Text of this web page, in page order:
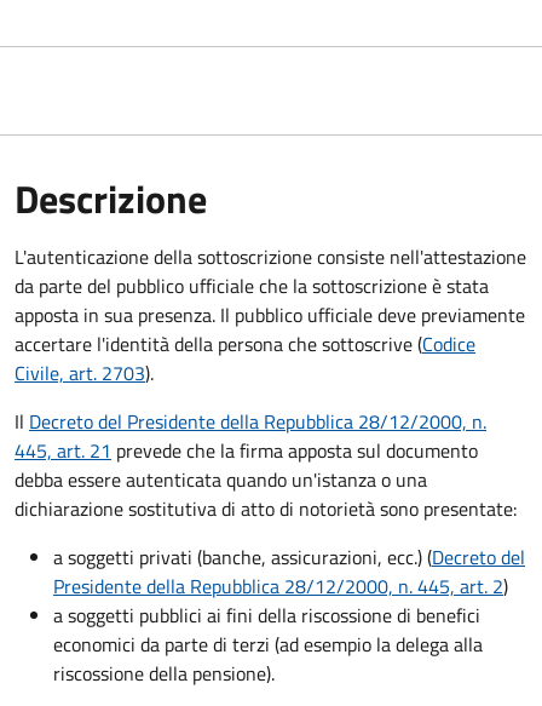
Descrizione
L'autenticazione della sottoscrizione consiste nell'attestazione
da parte del pubblico ufficiale che la sottoscrizione è stata
apposta in sua presenza. Il pubblico ufficiale deve previamente
accertare l'identità della persona che sottoscrive (Codice
Civile, art. 2703).
Il Decreto del Presidente della Repubblica 28/12/2000, n.
445, art. 21 prevede che la firma apposta sul documento
debba essere autenticata quando un'istanza o una
dichiarazione sostitutiva di atto di notorietà sono presentate:
a soggetti privati​​​​​ (banche, assicurazioni, ecc.) (Decreto del
Presidente della Repubblica 28/12/2000, n. 445, art. 2)
a soggetti pubblici ai fini della riscossione di benefici
economici da parte di terzi (ad esempio la delega alla
riscossione della pensione).